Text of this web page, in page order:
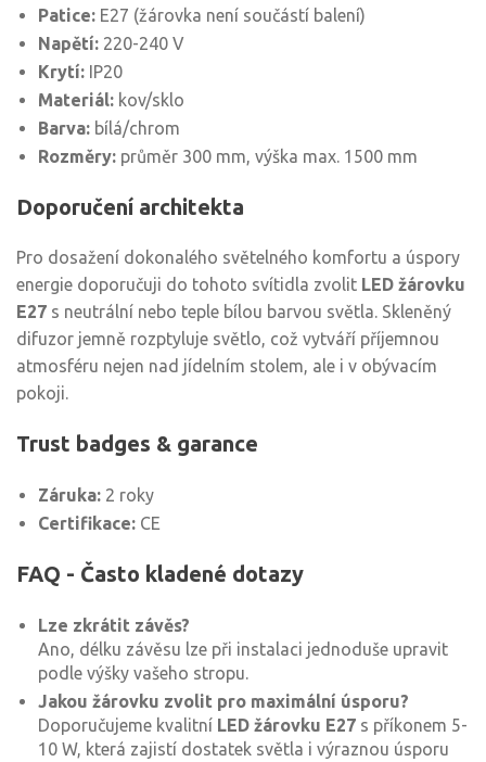
Patice: E27 (žárovka není součástí balení)
Napětí: 220-240 V
Krytí: IP20
Materiál: kov/sklo
Barva: bílá/chrom
Rozměry: průměr 300 mm, výška max. 1500 mm
Doporučení architekta
Pro dosažení dokonalého světelného komfortu a úspory
energie doporučuji do tohoto svítidla zvolit LED žárovku
E27 s neutrální nebo teple bílou barvou světla. Skleněný
difuzor jemně rozptyluje světlo, což vytváří příjemnou
atmosféru nejen nad jídelním stolem, ale i v obývacím
pokoji.
Trust badges & garance
Záruka: 2 roky
Certifikace: CE
FAQ - Často kladené dotazy
Lze zkrátit závěs?
Ano, délku závěsu lze při instalaci jednoduše upravit
podle výšky vašeho stropu.
Jakou žárovku zvolit pro maximální úsporu?
Doporučujeme kvalitní LED žárovku E27 s příkonem 5-
10 W, která zajistí dostatek světla i výraznou úsporu